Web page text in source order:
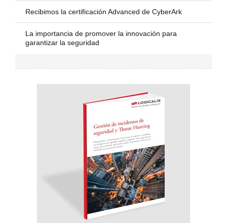
Recibimos la certificación Advanced de CyberArk
La importancia de promover la innovación para
garantizar la seguridad